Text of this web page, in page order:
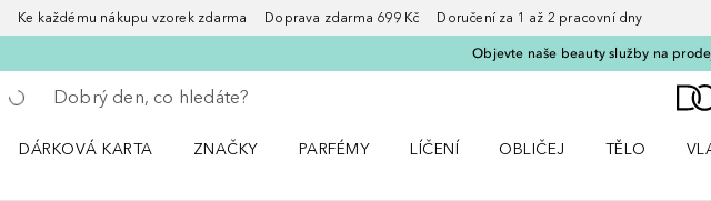
Ke každému nákupu vzorek zdarma Doprava zdarma 699 Kč Doručení za 1 až 2 pracovní dny
Objevte naše beauty služby na
Vraťte se
Proveďte vyhledávání
DÁRKOVÁ KARTA
ZNAČKY
PARFÉMY
LÍČENÍ
OBLIČEJ
TĚLO